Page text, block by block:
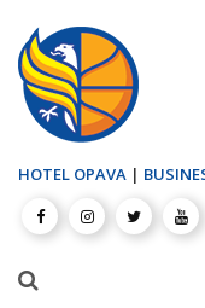
HOTEL OPAVA |